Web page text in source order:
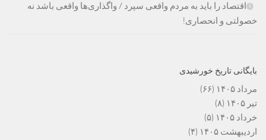
اقتصاد را باید به مردم واقعی سپرد / واگذاری‌ها واقعی باشد نه
خصولتی و انحصاری!
بایگانی تاریخ خورشیدی
مرداد ۱۴۰۵
(۶۶)
تیر ۱۴۰۵
(۸)
خرداد ۱۴۰۵
(۵)
اردیبهشت ۱۴۰۵
(۴)